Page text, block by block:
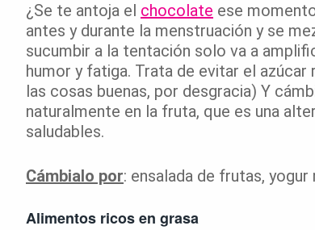
¿Se te antoja el chocolate ese
antes y durante la menstruación y se
sucumbir a la tentación solo va a
humor y fatiga. Trata de evitar el
las cosas buenas, por desgracia) Y
naturalmente en la fruta, que es una
saludables.
Cámbialo por: ensalada de frutas, yogur
Alimentos ricos en grasa